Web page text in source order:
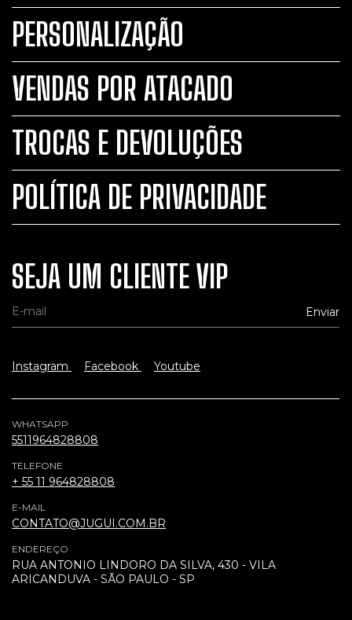
PERSONALIZAÇÃO
VENDAS POR ATACADO
TROCAS E DEVOLUÇÕES
POLÍTICA DE PRIVACIDADE
SEJA UM CLIENTE VIP
Instagram Facebook Youtube
WHATSAPP
5511964828808
TELEFONE
+ 55 11 964828808
E-MAIL
CONTATO@JUGUI.COM.BR
ENDEREÇO
RUA ANTONIO LINDORO DA SILVA, 430 - VILA
ARICANDUVA - SÃO PAULO - SP